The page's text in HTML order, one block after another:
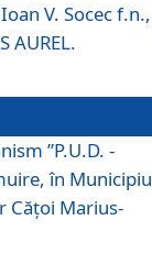
V. Socec f.n.,
AUREL.
”P.U.D. -
în
Cățoi Marius-